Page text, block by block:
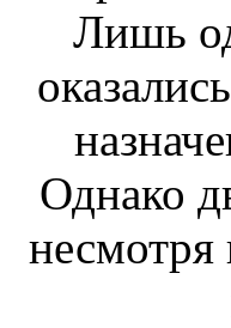
Лишь
Однако